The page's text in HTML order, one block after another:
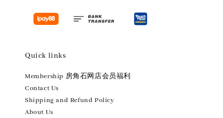
Quick links
Membership 房角石网店会员福利
Contact Us
Shipping and Refund Policy
About Us